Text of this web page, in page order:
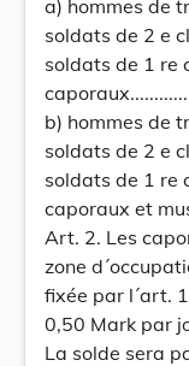
a) hommes de
soldats de 2 e
soldats de 1 re
b) hommes de
soldats de 2 e
soldats de 1 re
caporaux et
Art. 2. Les
zone
fixée par l´art.
0,50 Mark par
La solde sera